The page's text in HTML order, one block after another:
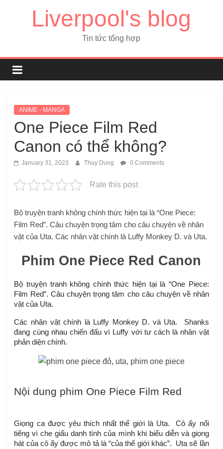
Liverpool's blog
Tin tức tổng hợp
ANIME - MANGA
One Piece Film Red
Canon có thể không?
January 31, 2023 Thuy Dung 0 Comments
Rate this post
Bộ truyện tranh không chính thức hiện tại là “One Piece:
Film Red”. Câu chuyện trọng tâm cho câu chuyện về nhân
vật của Uta. Các nhân vật chính là Luffy Monkey D. và Uta.
Phim One Piece Red Canon
Bộ truyện tranh không chính thức hiện tại là “One Piece:
Film Red”. Câu chuyện trọng tâm cho câu chuyện về nhân
vật của Uta.
Các nhân vật chính là Luffy Monkey D. và Uta.  Shanks
đang cùng nhau chiến đấu vì Luffy với tư cách là nhân vật
phản diện chính.
Nội dung phim One Piece Film Red
Giọng ca được yêu thích nhất thế giới là Uta.  Cô ấy nổi
tiếng vì che giấu danh tính của mình khi biểu diễn và giọng
hát của cô ấy được mô tả là “của thế giới khác”.  Uta sẽ lần